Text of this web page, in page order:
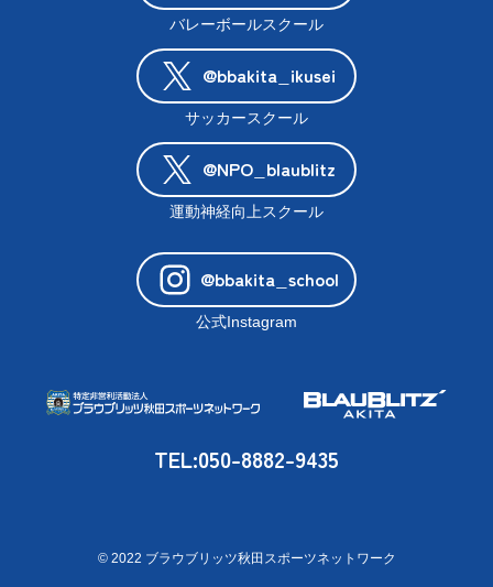
バレーボールスクール
@bbakita_ikusei
サッカースクール
@NPO_blaublitz
運動神経向上スクール
@bbakita_school
公式Instagram
TEL:050-8882-9435
© 2022 ブラウブリッツ秋田スポーツネットワーク